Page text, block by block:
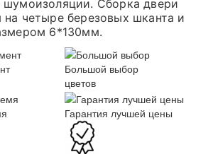
шумоизоляции. Сборка двери
на четыре березовых шканта и
6*130мм.
Большой выбор
цветов
Гарантия лучшей цены